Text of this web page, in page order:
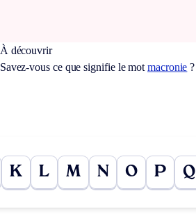
À découvrir
Savez-vous ce que signifie le motmacronie ?
K L M N O P Q